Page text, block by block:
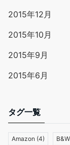
2015年12月
2015年10月
2015年9月
2015年6月
タグ一覧
Amazon (4) B&W